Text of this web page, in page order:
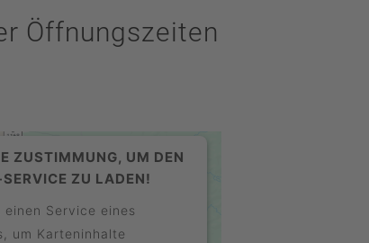
Öffnungszeiten
ZUSTIMMUNG, UM DEN
ZU LADEN!
Service eines
um Karteninhalte